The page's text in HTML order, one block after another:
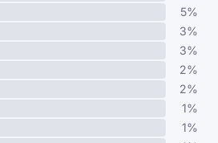
5%
3%
3%
2%
2%
1%
1%